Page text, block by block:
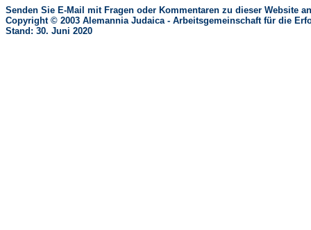
Senden Sie E-Mail mit Fragen oder Kommentaren zu dieser Website
Copyright © 2003 Alemannia Judaica - Arbeitsgemeinschaft für die
Stand: 30. Juni 2020